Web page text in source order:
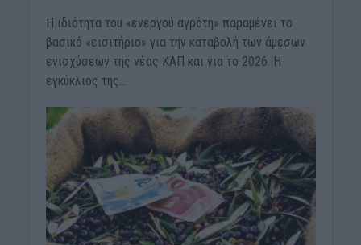
Η ιδιότητα του «ενεργού αγρότη» παραμένει το
βασικό «εισιτήριο» για την καταβολή των άμεσων
ενισχύσεων της νέας ΚΑΠ και για το 2026. Η
εγκύκλιος της...